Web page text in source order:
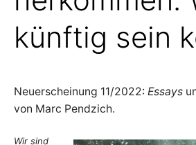
E
L
U
N
u
h
t
r
n
o
c
künftig sein
Neuerscheinung 11/2022: Essays
von Marc Pendzich.
Wir sind